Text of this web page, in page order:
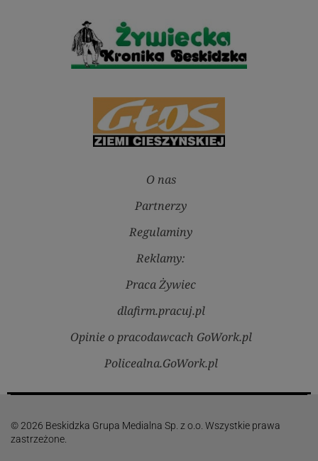
O nas
Partnerzy
Regulaminy
Reklamy:
Praca Żywiec
dlafirm.pracuj.pl
Opinie o pracodawcach GoWork.pl
Policealna.GoWork.pl
© 2026 Beskidzka Grupa Medialna Sp. z o.o. Wszystkie prawa
zastrzeżone.